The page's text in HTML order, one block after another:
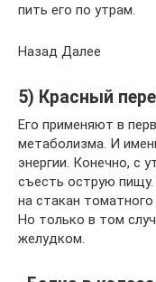
пить его по утрам.
Назад Далее
5) Красный
Его применяют в
метаболизма. И
энергии. Конечно, с
съесть острую
на стакан
Но только в том
желудком.